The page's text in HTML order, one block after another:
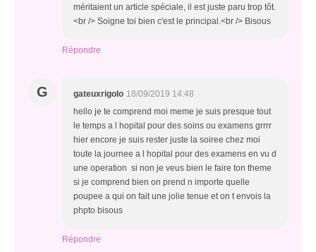
méritaient un article spéciale, il est juste paru trop tôt.
<br /> Soigne toi bien c'est le principal.<br /> Bisous
Répondre
G gateuxrigolo 18/09/2019 14:48
hello je te comprend moi meme je suis presque tout
le temps a l hopital pour des soins ou examens grrrr
hier encore je suis rester juste la soiree chez moi
toute la journee a l hopital pour des examens en vu d
une operation si non je veus bien le faire ton theme
si je comprend bien on prend n importe quelle
poupee a qui on fait une jolie tenue et on t envois la
phpto bisous
Répondre